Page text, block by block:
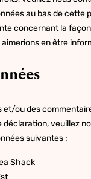
au bas de cette
concernant la
en être
et/ou des
déclaration, veuillez
suivantes :
Shack